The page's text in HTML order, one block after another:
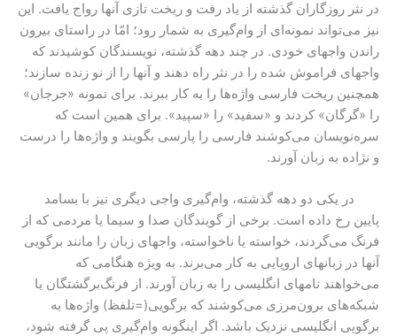
در نثر روزگاران گذشته از یاد رفت و ریخت تازی آنها رواج یافت. این
نیز می‌تواند نمونه‌ای از وام‌گیری به شمار رود؛ امّا در راستای بیرون
راندن واجهای خودی. در چند دهه گذشته، نویسندگان کوشیدند که
واجهای فراموش شده را در نثر راه دهند و آنها را از نو زنده سازند؛
همچنین ریخت فارسی واژه‌ها را به کار ببرند. برای نمونه «جرجان»
را «گرگان» کردند و «سفید» را «سپید». برای همین است که
سره‌نویسان می‌کوشند فارسی را پارسی بگویند و واژه‌ها را درست
و نژاده به زبان آورند.
در یکی دو دهه گذشته، وام‌گیری واجی دیگری نیز با بسامد
پایین رخ داده است. برخی از گویندگان صدا و سیما یا مردمی که از
فرنگ می‌گردند، خواسته یا ناخواسته، واجهای زبان را مانند برگویی
آنها در زبانهای اروپایی به کار می‌برند. به ویژه هنگامی که
می‌خواهند نامهای انگلیسی را به زبان آورند. از فرنگ‌برگشتگان یا
شبکه‌های برون‌مرزی می‌کوشند که برگویی(=تلفظ) واژه‌ها به
برگویی انگلیسی نزدیک باشد. اگر اینگونه وام‌گیری پی گرفته شود،